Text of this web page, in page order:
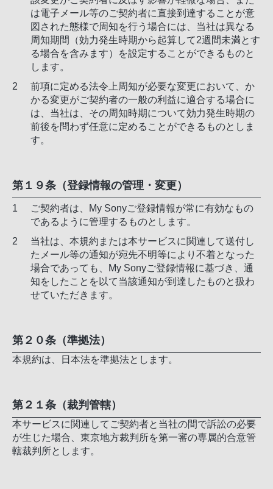
は電子メール等のご契約者に直接到達することが意
図された態様で周知を行う場合には、当社は異なる
周知期間（効力発生時期から起算して2週間未満とす
る場合を含みます）を設定することができるものと
します。
前項に定める法令上周知が必要な変更において、か
かる変更がご契約者の一般の利益に適合する場合に
は、当社は、その周知時期について効力発生時期の
前後を問わず任意に定めることができるものとしま
す。
第１９条（登録情報の管理・変更）
ご契約者は、My Sonyご登録情報が常に有効なもの
であるように管理するものとします。
当社は、本規約または本サービスに関連して送付し
たメール等の通知が宛先不明等により不着となった
場合であっても、My Sonyご登録情報に基づき、通
知をしたことを以て当該通知が到達したものと扱わ
せていただきます。
第２０条（準拠法）
本規約は、日本法を準拠法とします。
第２１条（裁判管轄）
本サービスに関連してご契約者と当社の間で訴訟の必要
が生じた場合、東京地方裁判所を第一審の専属的合意管
轄裁判所とします。